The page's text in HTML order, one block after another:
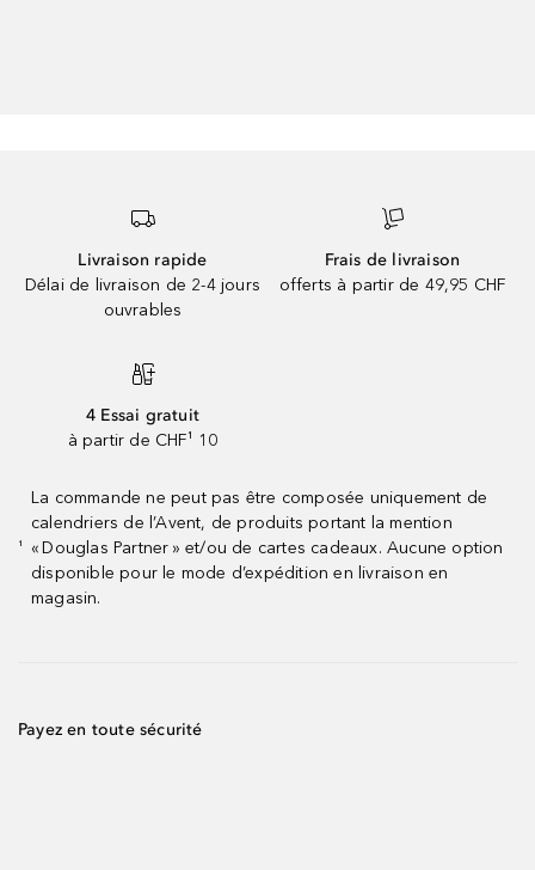
Livraison rapide
Délai de livraison de 2-4 jours
ouvrables
Frais de livraison
offerts à partir de 49,95 CHF
4 Essai gratuit
à partir de CHF¹ 10
¹
La commande ne peut pas être composée uniquement de
calendriers de l’Avent, de produits portant la mention
« Douglas Partner » et/ou de cartes cadeaux. Aucune option
disponible pour le mode d’expédition en livraison en
magasin.
Payez en toute sécurité